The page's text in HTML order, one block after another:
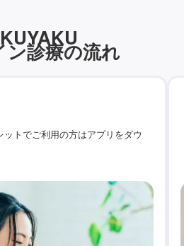
ン診療の流れ
トでご利用の方はアプリをダウ